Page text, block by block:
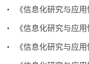
《信息化研究与应
《信息化研究与应
《信息化研究与应